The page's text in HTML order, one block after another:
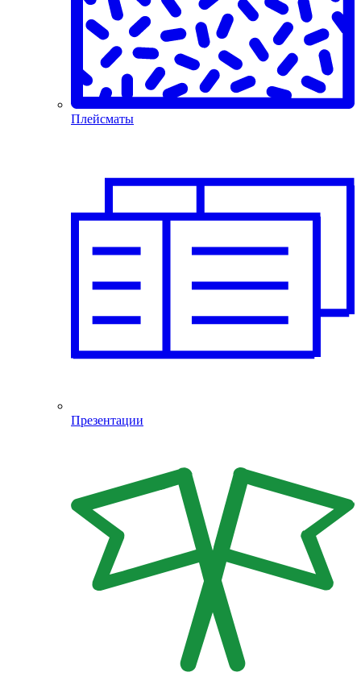
Плейсматы
Презентации